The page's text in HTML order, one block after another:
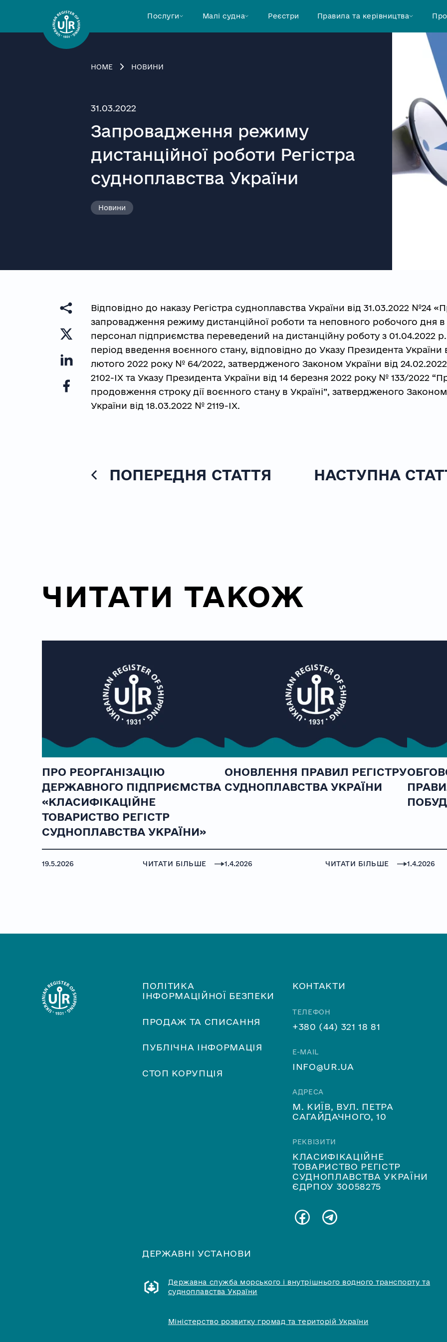
Послуги Малі судна Реєстри Правила та керівництва
HOME НОВИНИ
31.03.2022
Запровадження режиму
дистанційної роботи Регістра
судноплавства України
Новини
Відповідно до наказу Регістра судноплавства України від 31.03.2022 №24
запровадження режиму дистанційної роботи та неповного робочого дня
персонал підприємства переведений на дистанційну роботу з 01.04.2022
період введення воєнного стану, відповідно до Указу Президента України
лютого 2022 року № 64/2022, затвердженого Законом України від
2102-IX та Указу Президента України від 14 березня 2022 року № 133/2022
продовження строку дії воєнного стану в Україні”, затвердженого Законом
України від 18.03.2022 № 2119-IX.
ПОПЕРЕДНЯ СТАТТЯ НАСТУПНА
ЧИТАТИ ТАКОЖ
ПРО РЕОРГАНІЗАЦІЮ
ДЕРЖАВНОГО ПІДПРИЄМСТВА
«КЛАСИФІКАЦІЙНЕ
ТОВАРИСТВО РЕГІСТР
СУДНОПЛАВСТВА УКРАЇНИ»
19.5.2026 ЧИТАТИ БІЛЬШЕ
ОНОВЛЕННЯ ПРАВИЛ РЕГІСТРУ
СУДНОПЛАВСТВА УКРАЇНИ
1.4.2026 ЧИТАТИ БІЛЬШЕ 1.4.2026
ПОЛІТИКА
ІНФОРМАЦІЙНОЇ БЕЗПЕКИ
ПРОДАЖ ТА СПИСАННЯ
ПУБЛІЧНА ІНФОРМАЦІЯ
СТОП КОРУПЦІЯ
КОНТАКТИ
ТЕЛЕФОН
+380 (44) 321 18 81
E-MAIL
INFO@UR.UA
АДРЕСА
М. КИЇВ, ВУЛ. ПЕТРА
САГАЙДАЧНОГО, 10
РЕКВІЗИТИ
КЛАСИФІКАЦІЙНЕ
ТОВАРИСТВО РЕГІСТР
СУДНОПЛАВСТВА УКРАЇНИ
ЄДРПОУ 30058275
ДЕРЖАВНІ УСТАНОВИ
Державна служба морського і внутрішнього водного транспорту та
судноплавства України
Міністерство розвитку громад та територій України